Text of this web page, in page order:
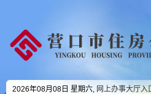
2026年08月08日 星期六, 网上办事大厅入